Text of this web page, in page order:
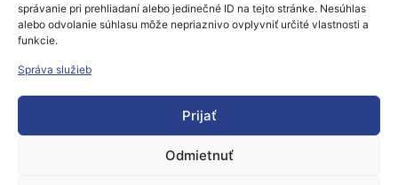
správanie pri prehliadaní alebo jedinečné ID na tejto stránke. Nesúhlas
alebo odvolanie súhlasu môže nepriaznivo ovplyvniť určité vlastnosti a
funkcie.
Správa služieb
Prijať
Odmietnuť
Prepáčte, ale pred zanechaním komentára sa musíte
prihlásiť.